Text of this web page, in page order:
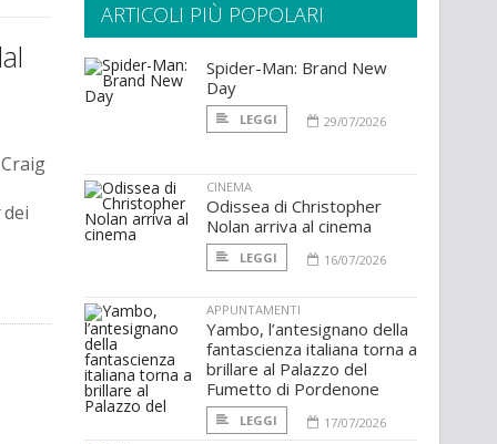
dei
ARTICOLI PIÙ POPOLARI
Spider-Man: Brand New
Day
LEGGI 29/07/2026
CINEMA
Odissea di Christopher
Nolan arriva al cinema
LEGGI 16/07/2026
APPUNTAMENTI
Yambo, l’antesignano della
fantascienza italiana torna a
brillare al Palazzo del
Fumetto di Pordenone
LEGGI 17/07/2026